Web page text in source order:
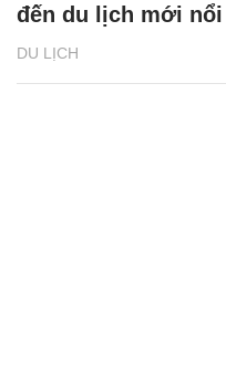
DU LỊCH
đến du lịch mới nổi